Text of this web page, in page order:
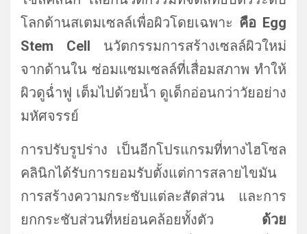
โลกด้านสเตมเซลล์เพื่อผิวโดยเฉพาะ คือ Egg
Stem Cell นวัตกรรมการสร้างเซลล์ผิวใหม่
จากด้านใน ซ่อมแซมเซลล์ที่เสื่อมสภาพ ทำให้
ผิวดูฉ่ำฟู เต็มไปด้วยน้ำ ดูเด็กอ่อนกว่าวัยอย่าง
มหัศจรรย์
การปรับรูปร่าง เป็นอีกโปรแกรมที่ทางไฮโซล
คลินิกได้รับการยอมรับตั้งแต่การสลายไขมัน
การสร้างความกระชับแต่ละสัดส่วน และการ
ยกกระชับส่วนที่หย่อนคล้อยทั้งตัว ด้วย